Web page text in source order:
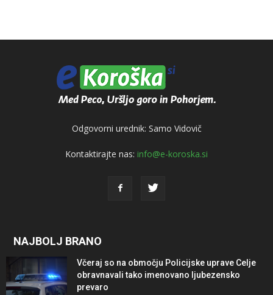
Odgovorni urednik: Samo Vidovič
Kontaktirajte nas: info@e-koroska.si
NAJBOLJ BRANO
Včeraj so na območju Policijske uprave Celje
obravnavali tako imenovano ljubezensko
prevaro